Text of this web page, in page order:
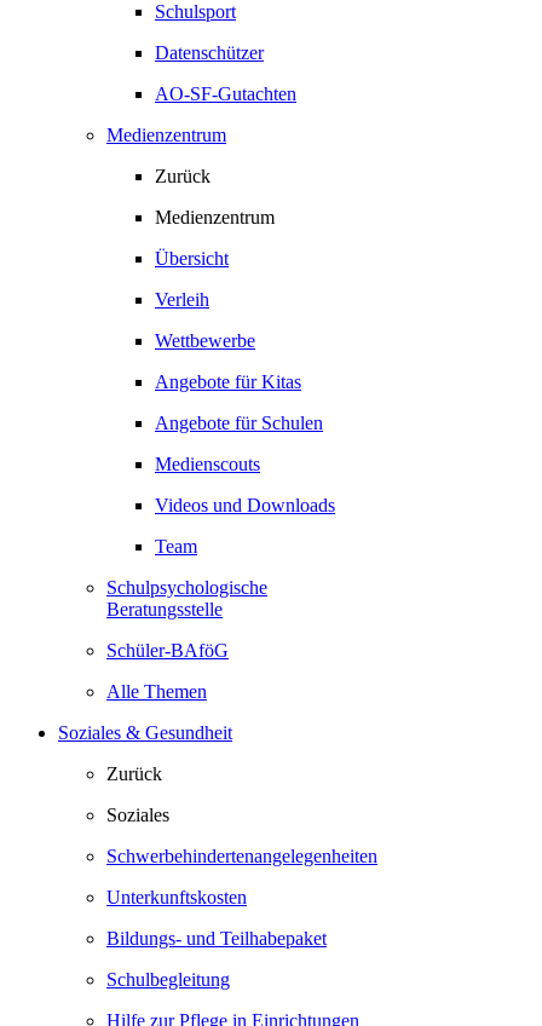
Schulsport
Datenschützer
AO-SF-Gutachten
Medienzentrum
Zurück
Medienzentrum
Übersicht
Verleih
Wettbewerbe
Angebote für Kitas
Angebote für Schulen
Medienscouts
Videos und Downloads
Team
Schulpsychologische
Beratungsstelle
Schüler-BAföG
Alle Themen
Soziales & Gesundheit
Zurück
Soziales
Schwerbehindertenangelegenheiten
Unterkunftskosten
Bildungs- und Teilhabepaket
Schulbegleitung
Hilfe zur Pflege in Einrichtungen